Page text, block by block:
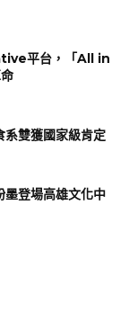
平台，「All in
雙獲國家級肯定
登場高雄文化中